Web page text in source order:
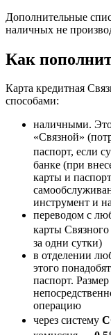
Дополнительные
наличных не
Как
Карта кредитная
способами:
наличными. Это
«Связной»
паспорт, если
банке (при
карты и
инструмент и
переводом с
карты
за одни сутки)
в отделении
этого
паспорт.
операцию
через систему